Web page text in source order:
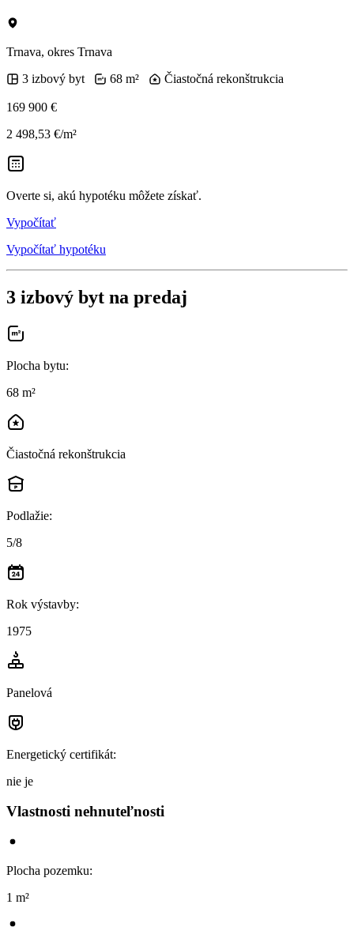
Trnava, okres Trnava
3 izbový byt
68 m² Čiastočná rekonštrukcia
169 900 €
2 498,53 €/m²
Overte si, akú hypotéku môžete získať.
Vypočítať
Vypočítať hypotéku
3 izbový byt na predaj
Plocha bytu:
68 m²
Čiastočná rekonštrukcia
Podlažie:
5/8
Rok výstavby:
1975
Panelová
Energetický certifikát:
nie je
Vlastnosti nehnuteľnosti
Plocha pozemku:
1 m²